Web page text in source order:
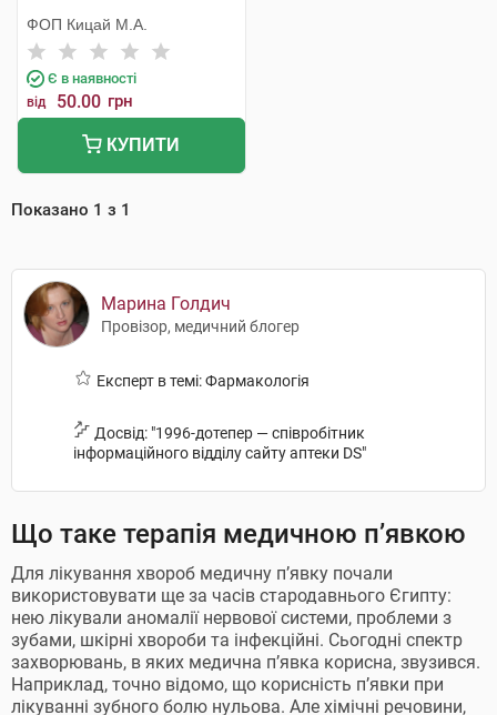
ФОП Кицай М.А.
Є в наявності
від 50.00 грн
КУПИТИ
Показано 1 з 1
Марина Голдич
Провізор, медичний блогер
Експерт в темі: Фармакологія
Досвід: "1996-дотепер — співробітник
інформаційного відділу сайту аптеки DS"
Що таке терапія медичною п’явкою
Для лікування хвороб медичну п’явку почали
використовувати ще за часів стародавнього Єгипту:
нею лікували аномалії нервової системи, проблеми з
зубами, шкірні хвороби та інфекційні. Сьогодні спектр
захворювань, в яких медична п’явка корисна, звузився.
Наприклад, точно відомо, що корисність п’явки при
лікуванні зубного болю нульова. Але хімічні речовини,